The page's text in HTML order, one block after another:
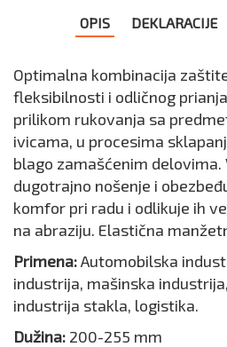
OPIS DEKLARACIJE
Optimalna kombinacija
fleksibilnosti i odličnog
prilikom rukovanja sa
ivicama, u procesima
blago zamašćenim delovima.
dugotrajno nošenje i
komfor pri radu i odlikuje ih
na abraziju. Elastična
Primena:Automobilska
industrija, mašinska
industrija stakla, logistika.
Dužina: 200-255 mm